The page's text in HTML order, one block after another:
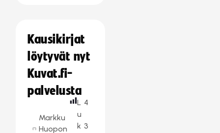
Kausikirjat
löytyvät nyt
Kuvat.fi-
palvelusta
Markku
Huopon
L
u
k
4
3